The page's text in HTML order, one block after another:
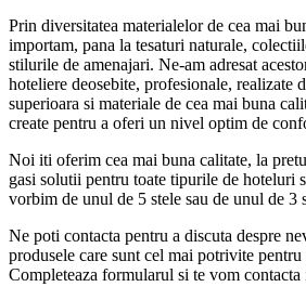
Prin diversitatea materialelor de cea mai
importam, pana la tesaturi naturale,
stilurile de amenajari. Ne-am adresat
hoteliere deosebite, profesionale, realizate
superioara si materiale de cea mai buna
create pentru a oferi un nivel optim de
Noi iti oferim cea mai buna calitate, la
gasi solutii pentru toate tipurile de hoteluri
vorbim de unul de 5 stele sau de unul de 3
Ne poti contacta pentru a discuta despre
produsele care sunt cel mai potrivite pentru
Completeaza formularul si te vom